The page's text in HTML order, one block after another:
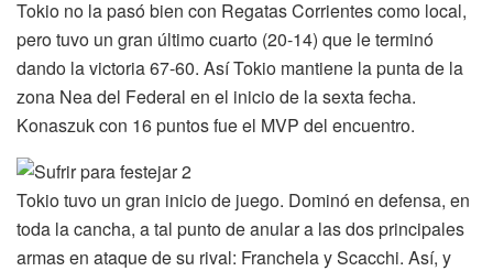
Tokio no la pasó bien con Regatas Corrientes como local,
pero tuvo un gran último cuarto (20-14) que le terminó
dando la victoria 67-60. Así Tokio mantiene la punta de la
zona Nea del Federal en el inicio de la sexta fecha.
Konaszuk con 16 puntos fue el MVP del encuentro.
Tokio tuvo un gran inicio de juego. Dominó en defensa, en
toda la cancha, a tal punto de anular a las dos principales
armas en ataque de su rival: Franchela y Scacchi. Así, y